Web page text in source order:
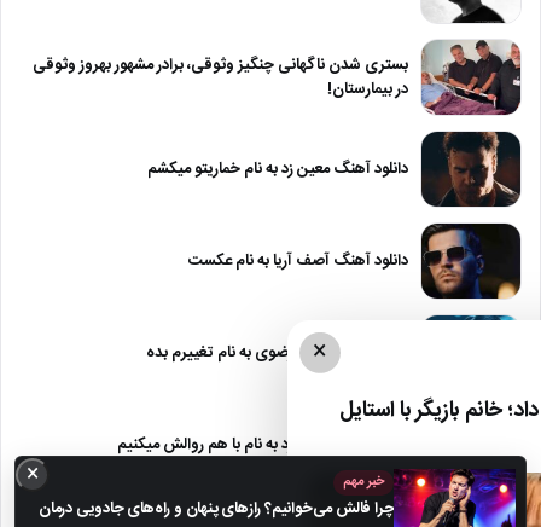
بستری شدن ناگهانی چنگیز وثوقی، برادر مشهور بهروز وثوقی
در بیمارستان!
دانلود آهنگ معین زد به نام خماریتو میکشم
دانلود آهنگ آصف آریا به نام عکست
دانلود آهنگ مجید رضوی به نام تغییرم بده
دانلود آهنگ معین زد به نام با هم روالش میکنیم
×
خانم بازیگر با استایل
×
خبر مهم
چرا فالش می‌خوانیم؟ رازهای پنهان و راه‌های جادویی درمان